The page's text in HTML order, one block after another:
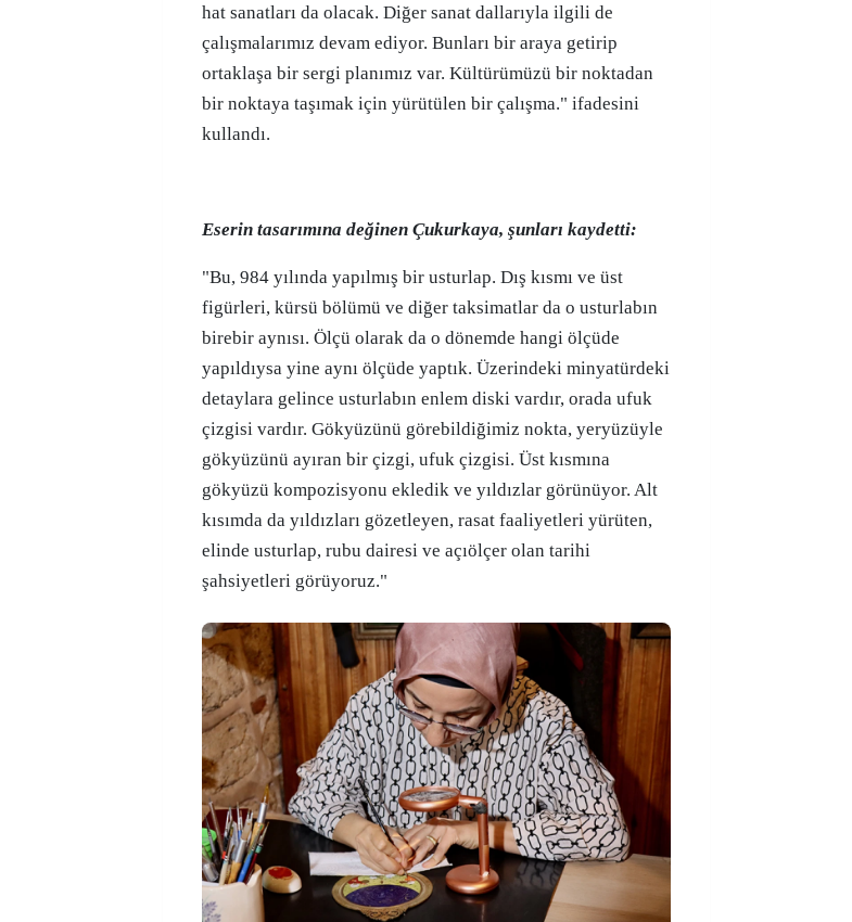
hat sanatları da olacak. Diğer sanat dallarıyla ilgili de
çalışmalarımız devam ediyor. Bunları bir araya getirip
ortaklaşa bir sergi planımız var. Kültürümüzü bir noktadan
bir noktaya taşımak için yürütülen bir çalışma." ifadesini
kullandı.
Eserin tasarımına değinen Çukurkaya, şunları kaydetti:
"Bu, 984 yılında yapılmış bir usturlap. Dış kısmı ve üst
figürleri, kürsü bölümü ve diğer taksimatlar da o usturlabın
birebir aynısı. Ölçü olarak da o dönemde hangi ölçüde
yapıldıysa yine aynı ölçüde yaptık. Üzerindeki minyatürdeki
detaylara gelince usturlabın enlem diski vardır, orada ufuk
çizgisi vardır. Gökyüzünü görebildiğimiz nokta, yeryüzüyle
gökyüzünü ayıran bir çizgi, ufuk çizgisi. Üst kısmına
gökyüzü kompozisyonu ekledik ve yıldızlar görünüyor. Alt
kısımda da yıldızları gözetleyen, rasat faaliyetleri yürüten,
elinde usturlap, rubu dairesi ve açıölçer olan tarihi
şahsiyetleri görüyoruz."